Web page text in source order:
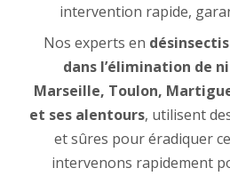
intervention rapide,
Nos experts en
dans l’élimination de
Marseille, Toulon,
et ses alentours, utilisent
et sûres pour éradiquer
intervenons rapidement